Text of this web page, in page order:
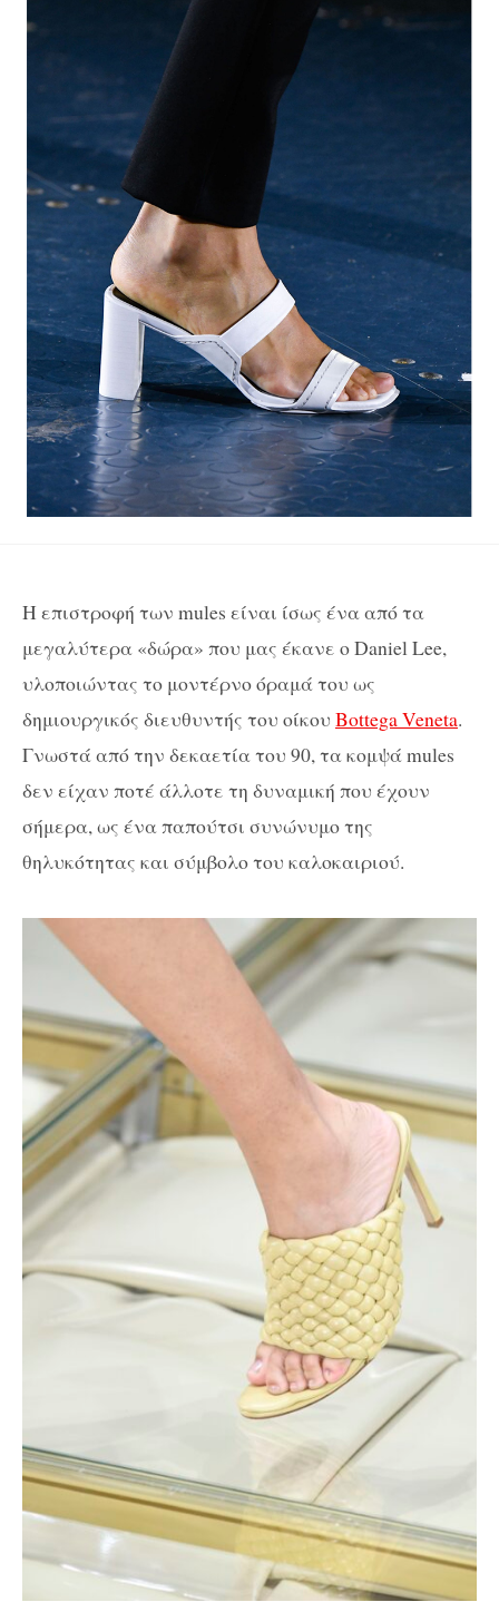
Η επιστροφή των mules είναι ίσως ένα από τα
μεγαλύτερα «δώρα» που μας έκανε ο Daniel Lee,
υλοποιώντας το μοντέρνο όραμά του ως
δημιουργικός διευθυντής του οίκου Bottega Veneta.
Γνωστά από την δεκαετία του 90, τα κομψά mules
δεν είχαν ποτέ άλλοτε τη δυναμική που έχουν
σήμερα, ως ένα παπούτσι συνώνυμο της
θηλυκότητας και σύμβολο του καλοκαιριού.